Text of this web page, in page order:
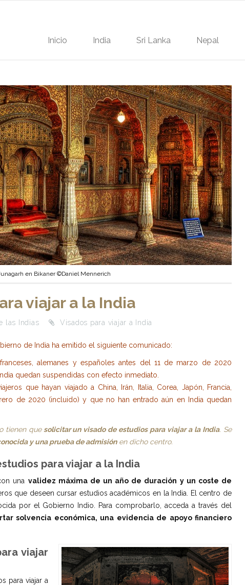
Inicio India Sri Lanka Nepal
en Bikaner ©Daniel Mennerich
viajar a la India
las Indias Visados para viajar a India
de India ha emitido el siguiente comunicado:
alemanes y españoles antes del 11 de marzo de 2020
quedan suspendidas con efecto inmediato.
que hayan viajado a China, Irán, Italia, Corea, Japón, Francia,
de 2020 (incluido) y que no han entrado aún en India quedan
tienen quesolicitar un visado de estudios para viajar a la India. Se
y una prueba de admisiónen dicho centro.
para viajar a la India
una validez máxima de un año de duración y un coste de
que deseen cursar estudios académicos en la India. El centro de
por el Gobierno Indio. Para comprobarlo, acceda a través del
solvencia económica, una evidencia de apoyo financiero
viajar
para viajar a